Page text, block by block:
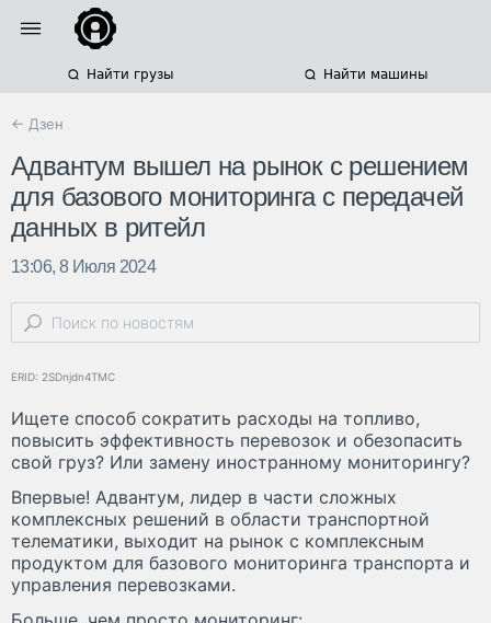
Найти грузы Найти машины
← Дзен
Адвантум вышел на рынок с решением
для базового мониторинга с передачей
данных в ритейл
13:06, 8 Июля 2024
ERID: 2SDnjdn4TMC
Ищете способ сократить расходы на топливо,
повысить эффективность перевозок и обезопасить
свой груз? Или замену иностранному мониторингу?
Впервые! Адвантум, лидер в части сложных
комплексных решений в области транспортной
телематики, выходит на рынок с комплексным
продуктом для базового мониторинга транспорта и
управления перевозками.